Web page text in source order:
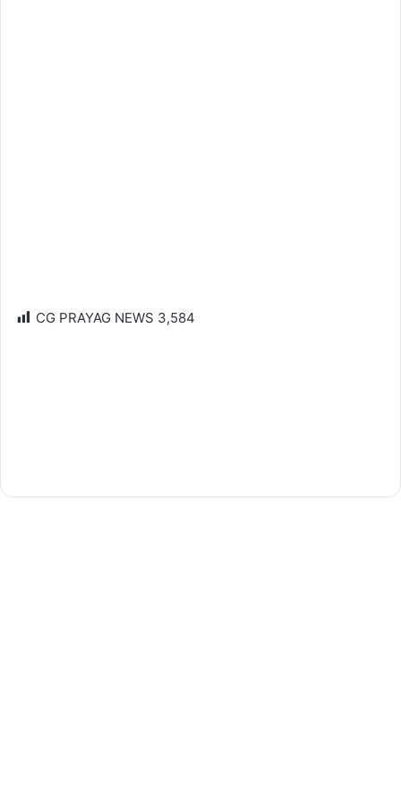
CG PRAYAG NEWS 3,584